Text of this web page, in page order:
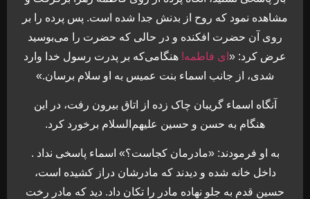
مشاهده نمود که روح از بدنش جدا شده است. پس پرده را بر
روی آن حضرت افکنده و در حالی که حضرت را می‌بوسید
عرض کرد: « ای فاطمه! هنگامی‌که بر پدرت رسول خدا وارد
شدی، از جانب اسماء بنت عمیس به او سلام برسان.»
آنگاه اسماء گریبان چاک زده از اتاق بیرون رفت، در این
هنگام به حسن و حسین علیهم‌السلام برخورد کرد.
به او فرمودند: «مادرمان کجاست؟» اسماء پاسخی نداد .
داخل خانه شده و دیدند که مادرشان دراز کشیده است،
حسین قدم به جلو نهاده مادر را تکان داد. دید که مادر رخت